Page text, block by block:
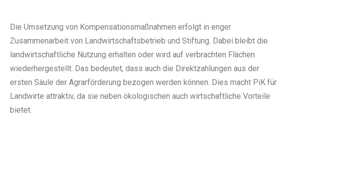
Die Umsetzung von Kompensationsmaßnahmen erfolgt in enger
Zusammenarbeit von Landwirtschaftsbetrieb und Stiftung. Dabei bleibt die
landwirtschaftliche Nutzung erhalten oder wird auf verbrachten Flächen
wiederhergestellt. Das bedeutet, dass auch die Direktzahlungen aus der
ersten Säule der Agrarförderung bezogen werden können. Dies macht PiK für
Landwirte attraktiv, da sie neben ökologischen auch wirtschaftliche Vorteile
bietet.